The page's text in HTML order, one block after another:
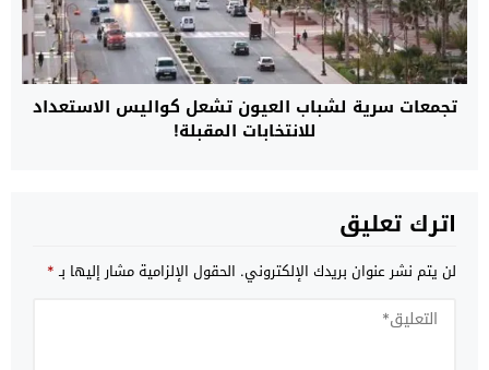
تجمعات سرية لشباب العيون تشعل كواليس الاستعداد
للانتخابات المقبلة!
اترك تعليق
لن يتم نشر عنوان بريدك الإلكتروني. الحقول الإلزامية مشار إليها بـ*